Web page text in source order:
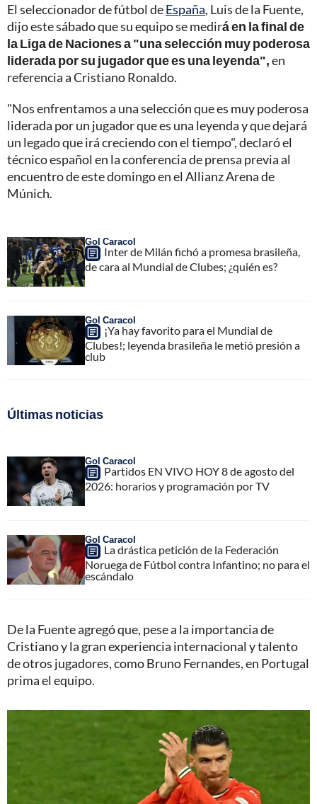
El seleccionador de fútbol deEspaña, Luis de la Fuente,
dijo este sábado que su equipo se medirá en la final de
la Liga de Naciones a "una selección muy poderosa
liderada por su jugador que es una leyenda",en
referencia a Cristiano Ronaldo.
"Nos enfrentamos a una selección que es muy poderosa
liderada por un jugador que es una leyenda y que dejará
un legado que irá creciendo con el tiempo", declaró el
técnico español en la conferencia de prensa previa al
encuentro de este domingo en el Allianz Arena de
Múnich.
Gol Caracol
Inter de Milán fichó a promesa brasileña,
de cara al Mundial de Clubes; ¿quién es?
Gol Caracol
¡Ya hay favorito para el Mundial de
Clubes!; leyenda brasileña le metió presión a
club
Últimas noticias
Gol Caracol
Partidos EN VIVO HOY 8 de agosto del
2026: horarios y programación por TV
Gol Caracol
La drástica petición de la Federación
Noruega de Fútbol contra Infantino; no para el
escándalo
De la Fuente agregó que, pese a la importancia de
Cristiano y la gran experiencia internacional y talento
de otros jugadores, como Bruno Fernandes, en Portugal
prima el equipo.